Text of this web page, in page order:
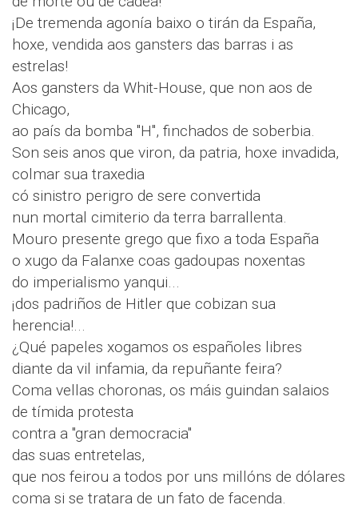
¡De tremenda agonía baixo o tirán da España,
hoxe, vendida aos gansters das barras i as
estrelas!
Aos gansters da Whit-House, que non aos de
Chicago,
ao país da bomba "H", finchados de soberbia.
Son seis anos que viron, da patria, hoxe invadida,
colmar sua traxedia
có sinistro perigro de sere convertida
nun mortal cimiterio da terra barrallenta.
Mouro presente grego que fixo a toda España
o xugo da Falanxe coas gadoupas noxentas
do imperialismo yanqui...
¡dos padriños de Hitler que cobizan sua
herencia!...
¿Qué papeles xogamos os españoles libres
diante da vil infamia, da repuñante feira?
Coma vellas choronas, os máis guindan salaios
de tímida protesta
contra a "gran democracia"
das suas entretelas,
que nos feirou a todos por uns millóns de dólares
coma si se tratara de un fato de facenda.